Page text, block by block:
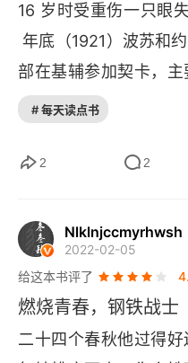
第7章
第8章
第9章
16 岁时受重伤一只眼
年底（1921）波苏和
部在基辅参加契卡，
“匪帮”，筑路运动，
逝世），担任乌克兰
明，1930 年开始创作
4 年当选苏联作家协会
列宁勋章，1936 年 12
书的内容基本上是作
详，尤其是老一代，我
# 每天读点书
2 2
Nlklnjccmyrhwsh
2022-02-05
给这本书评了
燃烧青春，钢铁战士
二十四个春秋他过得